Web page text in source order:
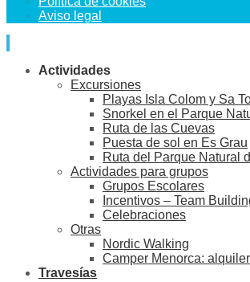
Aviso legal
Actividades
Excursiones
Playas Isla Colom y Sa
Snorkel en el Parque
Ruta de las Cuevas
Puesta de sol en Es Grau
Ruta del Parque Natural
Actividades para grupos
Grupos Escolares
Incentivos – Team
Celebraciones
Otras
Nordic Walking
Camper Menorca:
Travesías